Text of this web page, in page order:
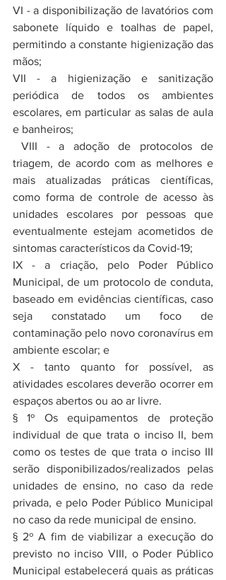
VI - a disponibilização de lavatórios com
sabonete líquido e toalhas de papel,
permitindo a constante higienização das
mãos;
VII - a higienização e sanitização
periódica de todos os ambientes
escolares, em particular as salas de aula
e banheiros;
VIII - a adoção de protocolos de
triagem, de acordo com as melhores e
mais atualizadas práticas científicas,
como forma de controle de acesso às
unidades escolares por pessoas que
eventualmente estejam acometidos de
sintomas característicos da Covid-19;
IX - a criação, pelo Poder Público
Municipal, de um protocolo de conduta,
baseado em evidências científicas, caso
seja constatado um foco de
contaminação pelo novo coronavírus em
ambiente escolar; e
X - tanto quanto for possível, as
atividades escolares deverão ocorrer em
espaços abertos ou ao ar livre.
§ 1º Os equipamentos de proteção
individual de que trata o inciso II, bem
como os testes de que trata o inciso III
serão disponibilizados/realizados pelas
unidades de ensino, no caso da rede
privada, e pelo Poder Público Municipal
no caso da rede municipal de ensino.
§ 2º A fim de viabilizar a execução do
previsto no inciso VIII, o Poder Público
Municipal estabelecerá quais as práticas